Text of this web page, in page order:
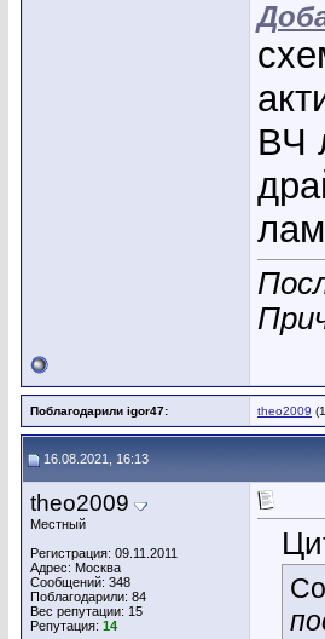
ВЧ
Поблагодарили igor47: theo2009
16.08.2021, 16:13
theo2009
Местный
Регистрация: 09.11.2011
Адрес: Москва
Сообщений: 348
Поблагодарили: 84
Вес репутации: 15
Репутация: 14